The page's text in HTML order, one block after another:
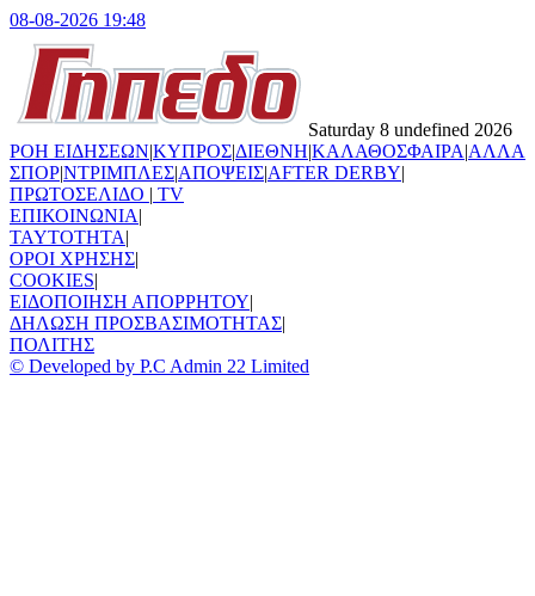
08-08-2026 19:48
Saturday 8 undefined 2026
ΡΟΗ ΕΙΔΗΣΕΩΝ|ΚΥΠΡΟΣ|ΔΙΕΘΝΗ|ΚΑΛΑΘΟΣΦΑΙΡΑ|ΑΛΛΑ
ΣΠΟΡ|ΝΤΡΙΜΠΛΕΣ|ΑΠΟΨΕΙΣ|AFTER DERBY|
ΠΡΩΤΟΣΕΛΙΔΟ | TV
ΕΠΙΚΟΙΝΩΝΙΑ|
TAYTOTHTA|
ΟΡΟΙ ΧΡΗΣΗΣ|
COOKIES|
ΕΙΔΟΠΟΙΗΣΗ ΑΠΟΡΡΗΤΟΥ|
ΔΗΛΩΣΗ ΠΡΟΣΒΑΣΙΜΟΤΗΤΑΣ|
ΠΟΛΙΤΗΣ
© Developed by P.C Admin 22 Limited